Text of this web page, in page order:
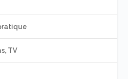
TV